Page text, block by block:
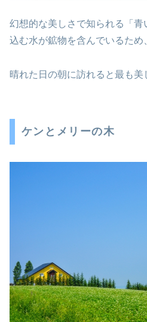
幻想的な美しさで知られる「
込む水が鉱物を含んでいるため
晴れた日の朝に訪れると最も美
ケンとメリーの木